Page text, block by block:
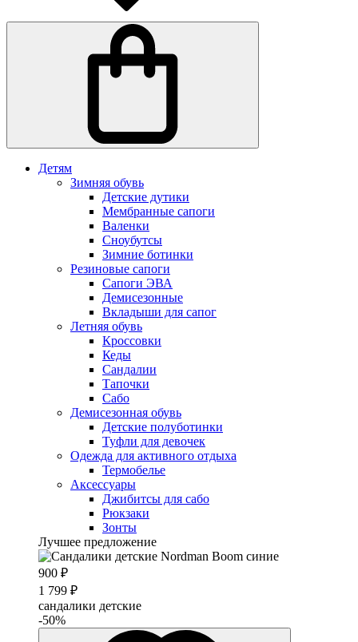
Детям
Зимняя обувь
Детские дутики
Мембранные сапоги
Валенки
Сноубутсы
Зимние ботинки
Резиновые сапоги
Сапоги ЭВА
Демисезонные
Вкладыши для сапог
Летняя обувь
Кроссовки
Кеды
Сандалии
Тапочки
Сабо
Демисезонная обувь
Детские полуботинки
Туфли для девочек
Одежда для активного отдыха
Термобелье
Аксессуары
Джибитсы для сабо
Рюкзаки
Зонты
Лучшее предложение
900 ₽
1 799 ₽
сандалики детские
-50%